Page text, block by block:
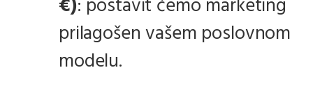
€): postavit ćemo marketing
prilagošen vašem poslovnom
modelu.